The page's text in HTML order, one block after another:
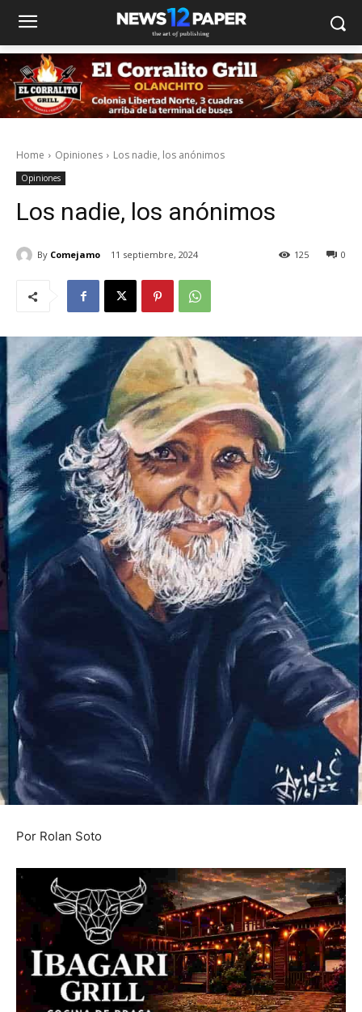
Home Opiniones Los nadie, los anónimos
Opiniones
Los nadie, los anónimos
By Comejamo 11 septiembre, 2024 0
125
Por Rolan Soto